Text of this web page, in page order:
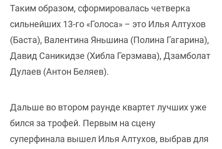
Таким образом, сформировалась четверка
сильнейших 13-го «Голоса» – это Илья Алтухов
(Баста), Валентина Яньшина (Полина Гагарина),
Давид Саникидзе (Хибла Герзмава), Дзамболат
Дулаев (Антон Беляев).
Дальше во втором раунде квартет лучших уже
бился за трофей. Первым на сцену
суперфинала вышел Илья Алтухов, выбрав для